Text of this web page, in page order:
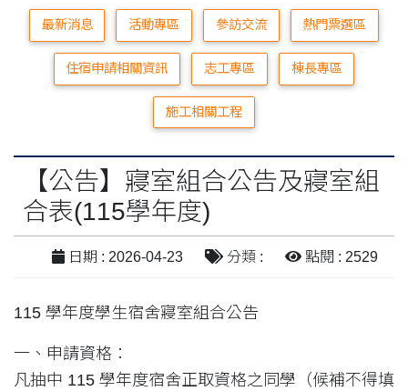
最新消息 活動專區 參訪交流 熱門票選區
住宿申請相關資訊 志工專區 棟長專區
施工相關工程
【公告】寢室組合公告及寢室組
合表(115學年度)
日期 : 2026-04-23 分類 : 點閱 : 2529
115 學年度學生宿舍寢室組合公告
一、申請資格：
凡抽中 115 學年度宿舍正取資格之同學（候補不得填